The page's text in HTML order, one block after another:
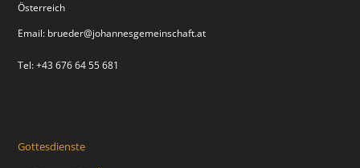
Österreich
Email: brueder@johannesgemeinschaft.at
Tel: +43 676 64 55 681
Gottesdienste